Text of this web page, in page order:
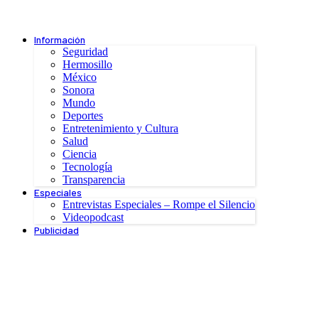
Información
Seguridad
Hermosillo
México
Sonora
Mundo
Deportes
Entretenimiento y Cultura
Salud
Ciencia
Tecnología
Transparencia
Especiales
Entrevistas Especiales – Rompe el Silencio
Videopodcast
Publicidad